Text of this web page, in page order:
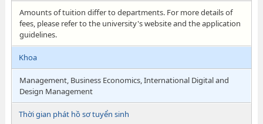
Amounts of tuition differ to departments. For more details of
fees, please refer to the university's website and the application
guidelines.
Khoa
Management, Business Economics, International Digital and
Design Management
Thời gian phát hồ sơ tuyển sinh